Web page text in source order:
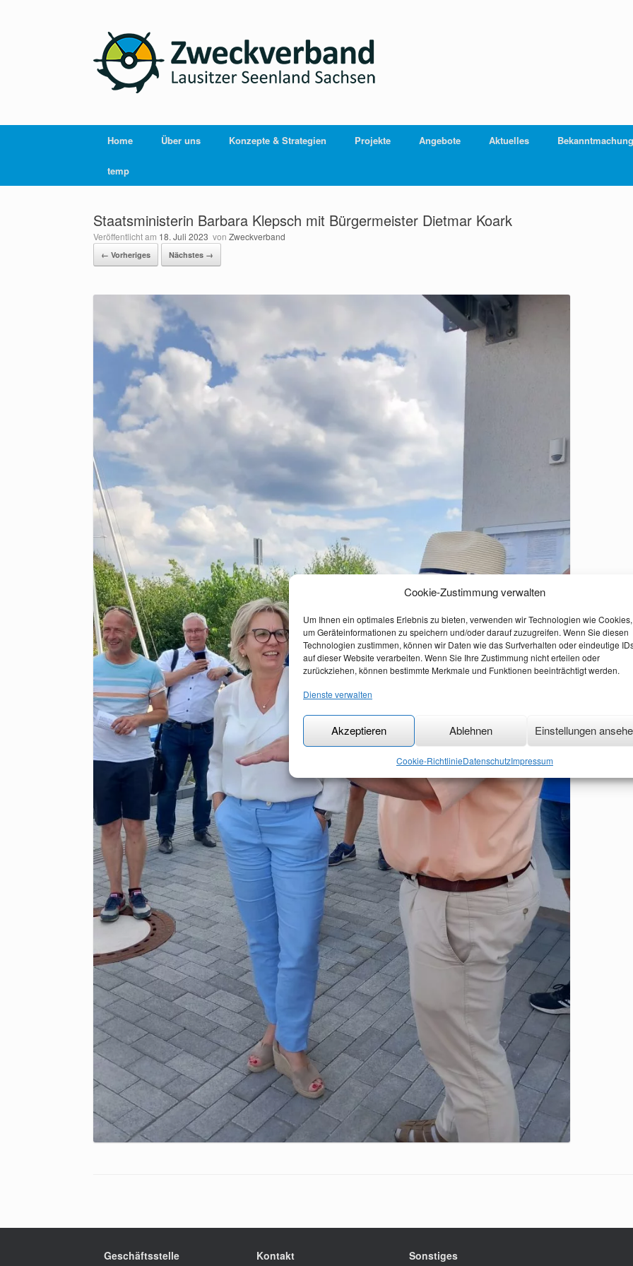
Cookie-Zustimmung verwalten
Um Ihnen ein optimales Erlebnis zu bieten, verwenden wir Technologien wie Cookies,
um Geräteinformationen zu speichern und/oder darauf zuzugreifen. Wenn Sie diesen
Technologien zustimmen, können wir Daten wie das Surfverhalten oder eindeutige
auf dieser Website verarbeiten. Wenn Sie Ihre Zustimmung nicht erteilen oder
zurückziehen, können bestimmte Merkmale und Funktionen beeinträchtigt werden.
Dienste verwalten
Akzeptieren Ablehnen Einstellungen
Cookie-RichtlinieDatenschutzImpressum
Home Über uns Konzepte & Strategien Projekte Angebote Aktuelles
temp
Staatsministerin Barbara Klepsch mit Bürgermeister Dietmar Koark
Veröffentlicht am 18. Juli 2023 von Zweckverband
← Vorheriges Nächstes →
Geschäftsstelle Kontakt Sonstiges